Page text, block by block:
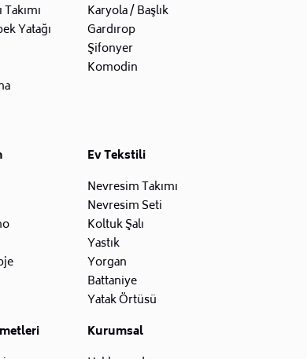
Yatağı
Karyola / Başlık
Gardırop
Şifonyer
Komodin
Ev Tekstili
Nevresim Takımı
Nevresim Seti
Koltuk Şalı
Yastık
Yorgan
Battaniye
Yatak Örtüsü
Kurumsal